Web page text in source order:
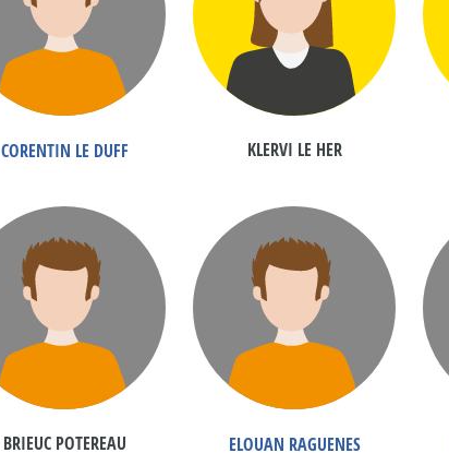
CORENTIN LE DUFF KLERVI LE HER
BRIEUC POTEREAU ELOUAN RAGUENES